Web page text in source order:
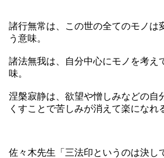
諸行無常は、この世の全てのモノは
う意味。
諸法無我は、自分中心にモノを考え
味。
涅槃寂静は、欲望や憎しみなどの自
くすことで苦しみが消えて楽になれ
佐々木先生「三法印というのは決し